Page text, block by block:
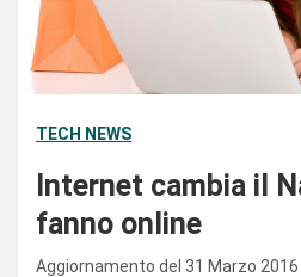
TECH NEWS
Internet cambia il
fanno online
Aggiornamento del 31 Marzo 2016